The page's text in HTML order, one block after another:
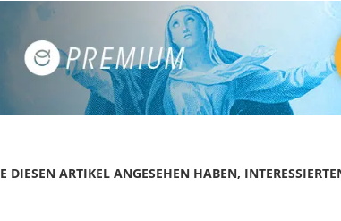
DIESEN ARTIKEL ANGESEHEN HABEN,